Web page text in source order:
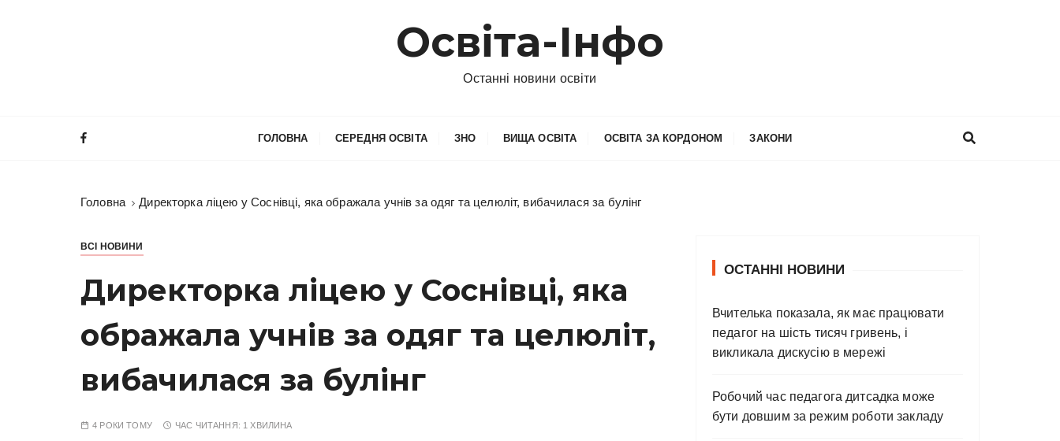
Освіта-Інфо
Останні новини освіти
ГОЛОВНА СЕРЕДНЯ ОСВІТА ЗНО ВИЩА ОСВІТА ОСВІТА ЗА КОРДОНОМ ЗАКОНИ
Головна Директорка ліцею у Соснівці, яка ображала учнів за одяг та целюліт, вибачилася за булінг
ВСІ НОВИНИ
Директорка ліцею у Соснівці, яка
ображала учнів за одяг та целюліт,
вибачилася за булінг
4 РОКИ ТОМУ ЧАС ЧИТАННЯ: 1 ХВИЛИНА
ОСТАННІ НОВИНИ
Вчителька показала, як має працювати
педагог на шість тисяч гривень, і
викликала дискусію в мережі
Робочий час педагога дитсадка може
бути довшим за режим роботи закладу